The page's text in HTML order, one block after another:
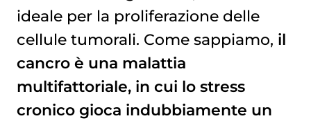
ideale per la proliferazione delle
cellule tumorali. Come sappiamo, il
cancro è una malattia
multifattoriale, in cui lo stress
cronico gioca indubbiamente un